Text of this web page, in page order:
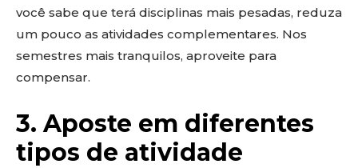
você sabe que terá disciplinas mais pesadas, reduza
um pouco as atividades complementares. Nos
semestres mais tranquilos, aproveite para
compensar.
3. Aposte em diferentes
tipos de atividade